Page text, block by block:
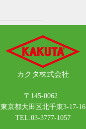
カクタ株式会社
〒145-0062
東京都大田区北千束3-17-16
TEL.03-3777-1057